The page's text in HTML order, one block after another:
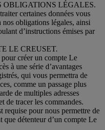
OBLIGATIONS LÉGALES.
certaines données vous
obligations légales, ainsi
d’instructions émises par
LE CREUSET.
créer un compte Le
à une série d’avantages
qui vous permettra de
comme un passage plus
de multiples adresses
de tracer les commandes.
requise pour nous permettre de
que détenteur d’un compte Le